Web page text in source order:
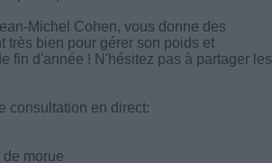
Michel Cohen, vous donne des
très bien pour gérer son poids et
fin d'année ! N'hésitez pas à partager les
consultation en direct:
morue